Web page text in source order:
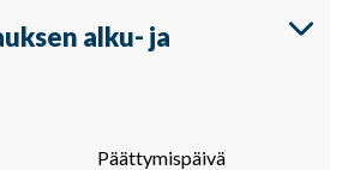
alku- ja
Päättymispäivä